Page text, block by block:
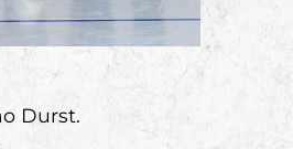
Durst.